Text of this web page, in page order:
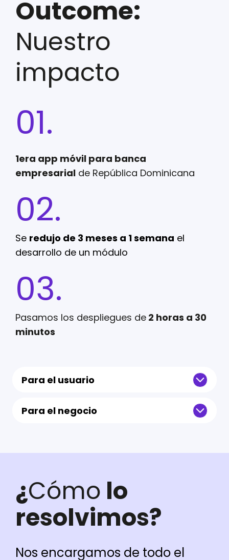
Outcome:
Nuestro
impacto
01.
1era app móvil para banca
empresarial de República Dominicana
02.
Se redujo de 3 meses a 1 semana el
desarrollo de un módulo
03.
Pasamos los despliegues de 2 horas a 30
minutos
Para el usuario
Para el negocio
¿Cómo lo
resolvimos?
Nos encargamos de todo el